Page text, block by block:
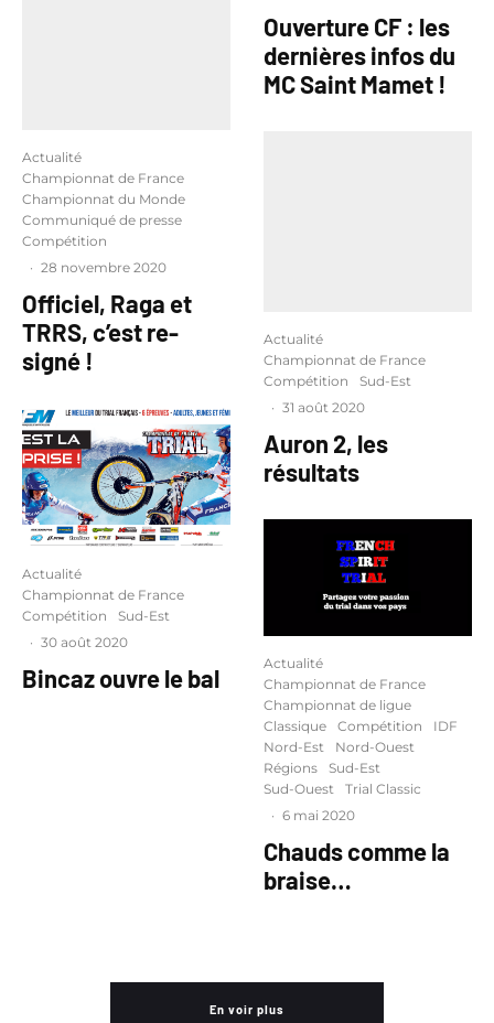
Actualité
Championnat de France
Championnat du Monde
Communiqué de presse
Compétition
· 28 novembre 2020
Officiel, Raga et
TRRS, c’est re-
signé !
Actualité
Championnat de France
Compétition
Sud-Est
· 30 août 2020
Bincaz ouvre le bal
Ouverture CF : les
dernières infos du
MC Saint Mamet !
Actualité
Championnat de France
Compétition
Sud-Est
· 31 août 2020
Auron 2, les
résultats
Actualité
Championnat de France
Championnat de ligue
Classique
Compétition
IDF
Nord-Est
Nord-Ouest
Régions
Sud-Est
Sud-Ouest
Trial Classic
· 6 mai 2020
Chauds comme la
braise…
En voir plus